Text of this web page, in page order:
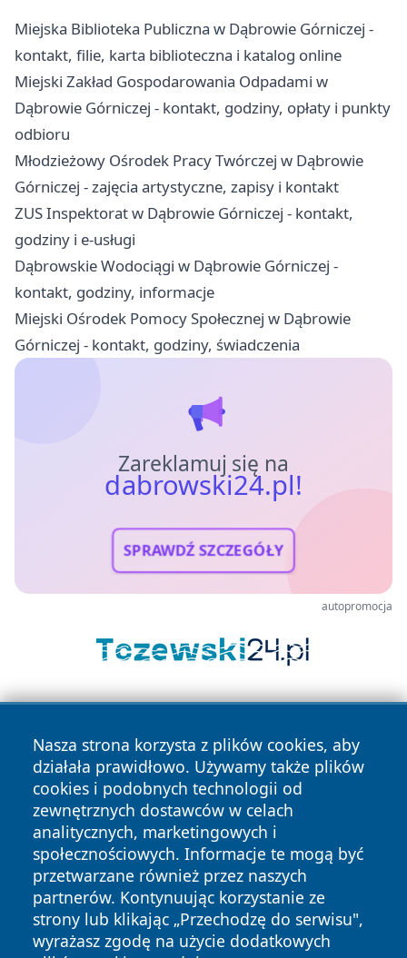
Miejska Biblioteka Publiczna w Dąbrowie Górniczej -
kontakt, filie, karta biblioteczna i katalog online
Miejski Zakład Gospodarowania Odpadami w
Dąbrowie Górniczej - kontakt, godziny, opłaty i punkty
odbioru
Młodzieżowy Ośrodek Pracy Twórczej w Dąbrowie
Górniczej - zajęcia artystyczne, zapisy i kontakt
ZUS Inspektorat w Dąbrowie Górniczej - kontakt,
godziny i e-usługi
Dąbrowskie Wodociągi w Dąbrowie Górniczej -
kontakt, godziny, informacje
Miejski Ośrodek Pomocy Społecznej w Dąbrowie
Górniczej - kontakt, godziny, świadczenia
Zareklamuj się na
dabrowski24.pl!
SPRAWDŹ SZCZEGÓŁY
autopromocja
Nasza strona korzysta z plików cookies, aby
działała prawidłowo. Używamy także plików
cookies i podobnych technologii od
zewnętrznych dostawców w celach
analitycznych, marketingowych i
społecznościowych. Informacje te mogą być
przetwarzane również przez naszych
partnerów. Kontynuując korzystanie ze
strony lub klikając „Przechodzę do serwisu",
wyrażasz zgodę na użycie dodatkowych
Copyright © 2026 dabrowski24.pl Wszystkie prawa
zastrzeżone.
News Autorzy
Polityka
Prywatności
Polityka
Cookies